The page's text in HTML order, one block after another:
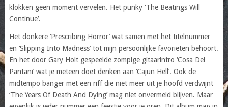
klokken geen moment vervelen. Het punky ‘The Beatings Will
Continue’.
Het donkere ‘Prescribing Horror’ wat samen met het titelnummer
en ‘Slipping Into Madness’ tot mijn persoonlijke favorieten behoort.
En het door Gary Holt gespeelde zompige gitaarintro ‘Cosa Del
Pantani’ wat je meteen doet denken aan ‘Cajun Hell’. Ook de
midtempo banger met een riff die niet meer uit je hoofd verdwijnt
‘The Years Of Death And Dying’ mag niet onvermeld blijven. Maar